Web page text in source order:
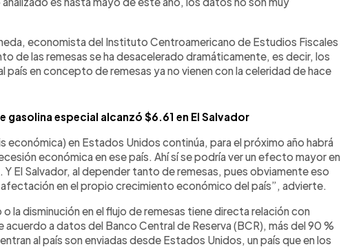
economista del Instituto Centroamericano de Estudios Fiscales
de las remesas se ha desacelerado dramáticamente, es decir, los
país en concepto de remesas ya no vienen con la celeridad de hace
gasolina especial alcanzó $6.61 en El Salvador
económica) en Estados Unidos continúa, para el próximo año habrá
económica en ese país. Ahí sí se podría ver un efecto mayor en
Y El Salvador, al depender tanto de remesas, pues obviamente eso
en el propio crecimiento económico del país”, advierte.
o la disminución en el flujo de remesas tiene directa relación con
acuerdo a datos del Banco Central de Reserva (BCR), más del 90 %
al país son enviadas desde Estados Unidos, un país que en los